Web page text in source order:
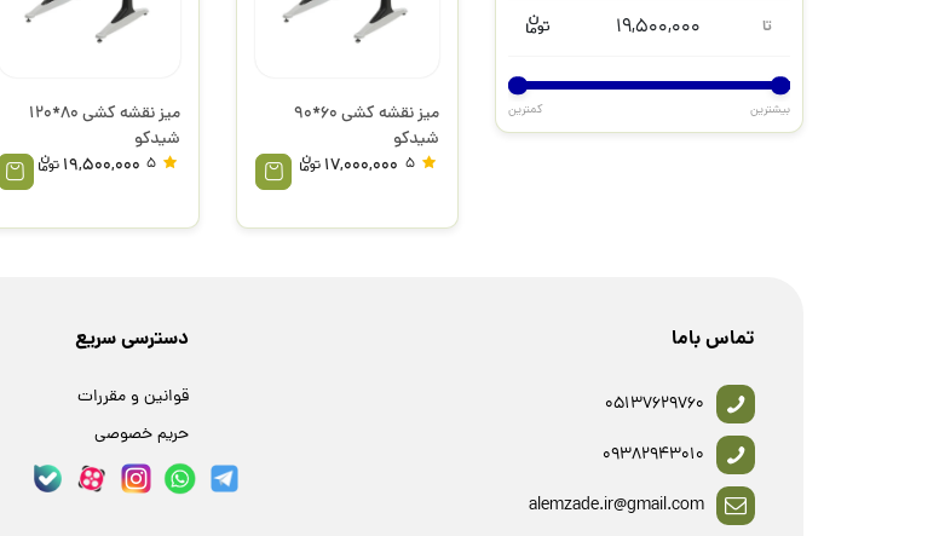
تا 19,500,000
بیشترین کمترین
میز نقشه کشی 60*90
شیدکو
17,000,000
میز نقشه کشی 80*120
شیدکو
19,500,000
تماس باما
05137629760
09382943010
alemzade.ir@gmail.com
دسترسی سریع
قوانین و مقررات
حریم خصوصی